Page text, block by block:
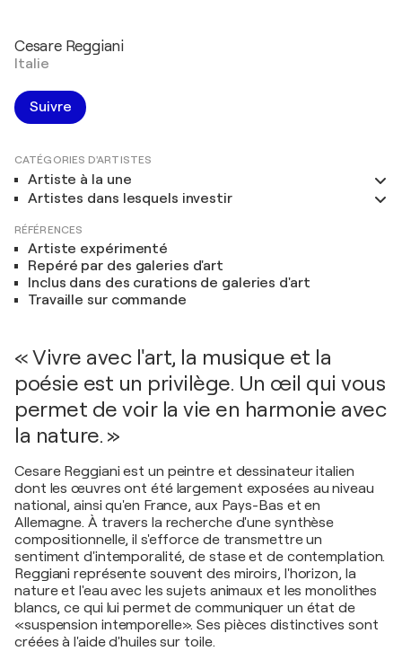
Cesare Reggiani
Italie
Suivre
CATÉGORIES D'ARTISTES
Artiste à la une
Artistes dans lesquels investir
RÉFÉRENCES
Artiste expérimenté
Repéré par des galeries d'art
Inclus dans des curations de galeries d'art
Travaille sur commande
« Vivre avec l'art, la musique et la
poésie est un privilège. Un œil qui vous
permet de voir la vie en harmonie avec
la nature. »
Cesare Reggiani est un peintre et dessinateur italien
dont les œuvres ont été largement exposées au niveau
national, ainsi qu'en France, aux Pays-Bas et en
Allemagne. À travers la recherche d'une synthèse
compositionnelle, il s'efforce de transmettre un
sentiment d'intemporalité, de stase et de contemplation.
Reggiani représente souvent des miroirs, l'horizon, la
nature et l'eau avec les sujets animaux et les monolithes
blancs, ce qui lui permet de communiquer un état de
«suspension intemporelle». Ses pièces distinctives sont
créées à l'aide d'huiles sur toile.